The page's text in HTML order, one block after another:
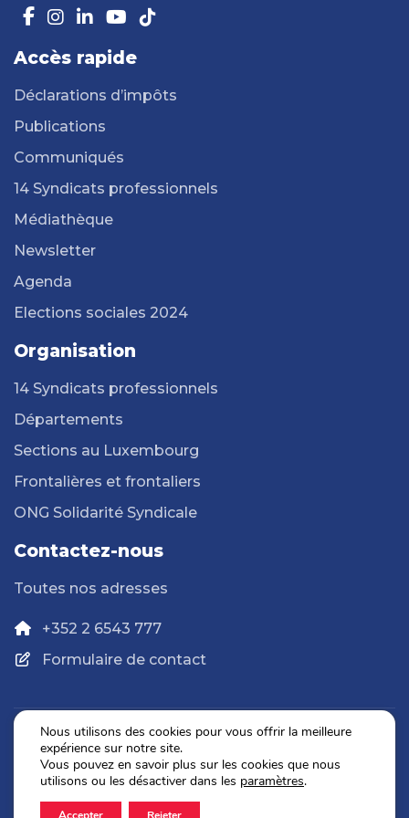
Accès rapide
Déclarations d’impôts
Publications
Communiqués
14 Syndicats professionnels
Médiathèque
Newsletter
Agenda
Elections sociales 2024
Organisation
14 Syndicats professionnels
Départements
Sections au Luxembourg
Frontalières et frontaliers
ONG Solidarité Syndicale
Contactez-nous
Toutes nos adresses
+352 2 6543 777
Formulaire de contact
Politique de confidentialité
Mentions légales
Nous utilisons des cookies pour vous offrir la meilleure
expérience sur notre site.
Vous pouvez en savoir plus sur les cookies que nous
utilisons ou les désactiver dans les paramètres.